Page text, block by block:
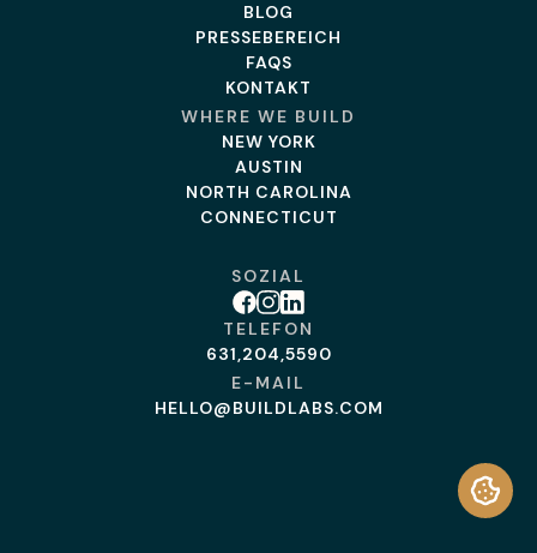
BLOG
PRESSEBEREICH
FAQS
KONTAKT
WHERE WE BUILD
NEW YORK
AUSTIN
NORTH CAROLINA
CONNECTICUT
SOZIAL
Facebook
Instagram
Linkedin
TELEFON
631,204,5590
E-MAIL
HELLO@BUILDLABS.COM